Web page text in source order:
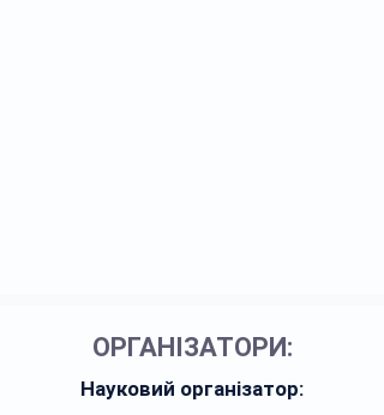
ОРГАНІЗАТОРИ:
Науковий організатор: